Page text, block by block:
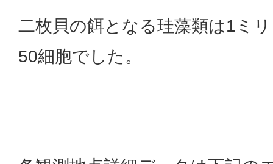
二枚貝の餌となる珪藻類は1ミ
50細胞でした。